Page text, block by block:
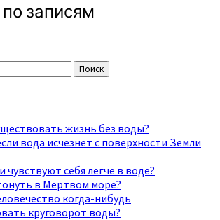
записям
Поиск
жизнь без воды?
вода исчезнет с поверхности Земли
чувствуют себя легче в воде?
в Мёртвом море?
когда-нибудь
круговорот воды?